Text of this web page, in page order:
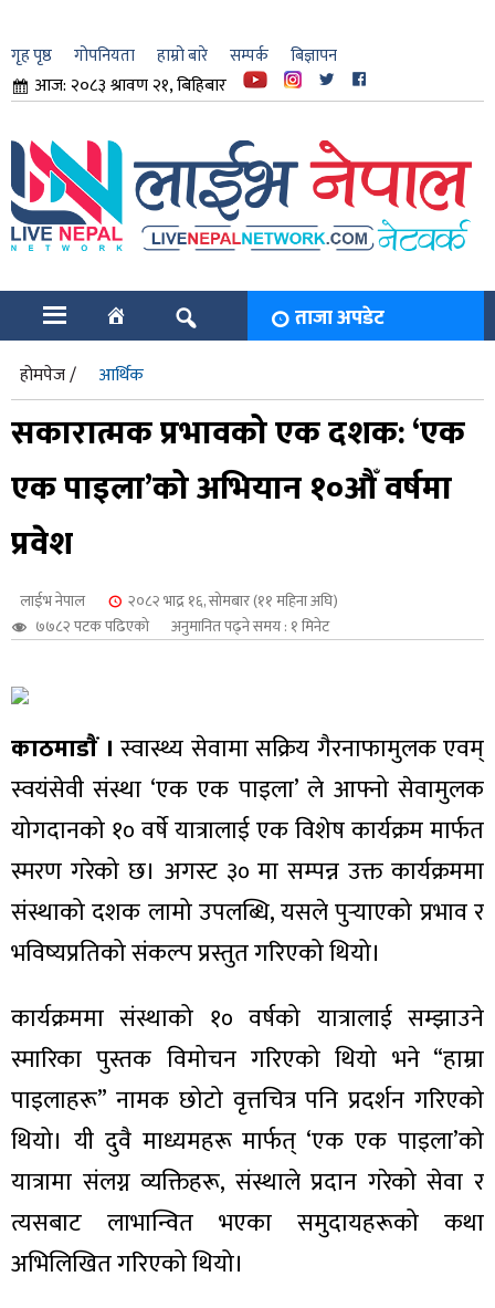
गृह पृष्ठ गोपनियता हाम्रो बारे सम्पर्क बिज्ञापन
आज: २०८३ श्रावण २१, बिहिबार
ताजा अपडेट
होमपेज / आर्थिक
सकारात्मक प्रभावको एक दशक: ‘एक
एक पाइला’को अभियान १०औँ वर्षमा
प्रवेश
लाईभ नेपाल
२०८२ भाद्र १६, सोमबार (११ महिना अघि)
७७८२ पटक पढिएको
अनुमानित पढ्ने समय : १ मिनेट
काठमाडाैं । स्वास्थ्य सेवामा सक्रिय गैरनाफामुलक एवम्
स्वयंसेवी संस्था ‘एक एक पाइला’ ले आफ्नो सेवामुलक
योगदानको १० वर्षे यात्रालाई एक विशेष कार्यक्रम मार्फत
स्मरण गरेको छ। अगस्ट ३० मा सम्पन्न उक्त कार्यक्रममा
संस्थाको दशक लामो उपलब्धि, यसले पुर्‍याएको प्रभाव र
भविष्यप्रतिको संकल्प प्रस्तुत गरिएको थियो।
कार्यक्रममा संस्थाको १० वर्षको यात्रालाई सम्झाउने
स्मारिका पुस्तक विमोचन गरिएको थियो भने “हाम्रा
पाइलाहरू” नामक छोटो वृत्तचित्र पनि प्रदर्शन गरिएको
थियो। यी दुवै माध्यमहरू मार्फत् ‘एक एक पाइला’को
यात्रामा संलग्न व्यक्तिहरू, संस्थाले प्रदान गरेको सेवा र
त्यसबाट लाभान्वित भएका समुदायहरूको कथा
अभिलिखित गरिएको थियो।